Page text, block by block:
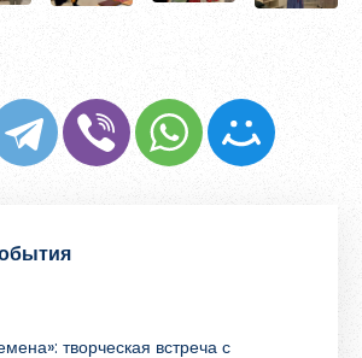
творческая встреча с